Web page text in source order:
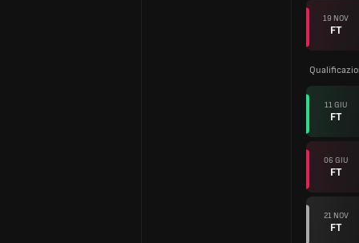
19 NOV
FT
11 GIU
FT
06 GIU
FT
21 NOV
FT